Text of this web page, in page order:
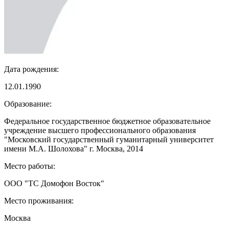
Дата рождения:
12.01.1990
Образование:
Федеральное государственное бюджетное образовательное
учреждение высшего профессионального образования
"Московский государственный гуманитарный университет
имени М.А. Шолохова" г. Москва, 2014
Место работы:
ООО "ТС Домофон Восток"
Место проживания:
Москва